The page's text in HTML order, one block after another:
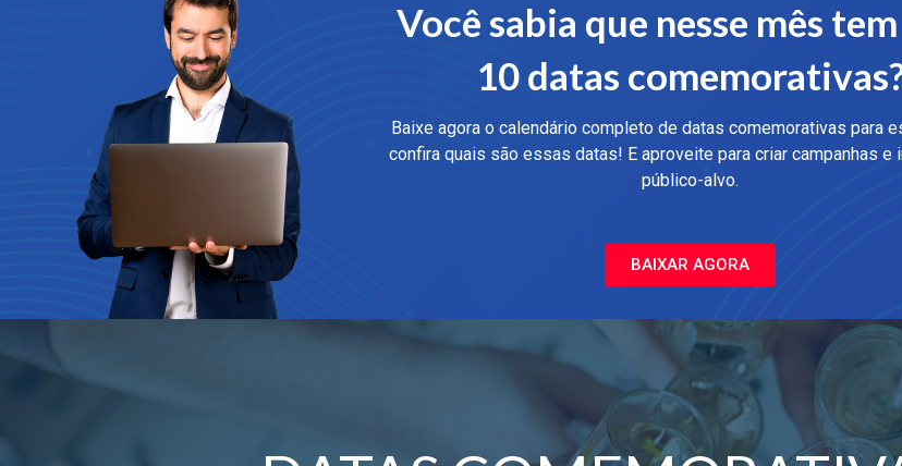
Você sabia que nesse mês
10 datas
Baixe agora o calendário completo de datas comemorativas para
confira quais são essas datas! E aproveite para criar campanhas e
público-alvo.
BAIXAR AGORA